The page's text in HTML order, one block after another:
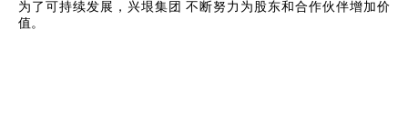
为了可持续发展，兴垠集团 不断努力为股东和合作伙伴增加价
值。